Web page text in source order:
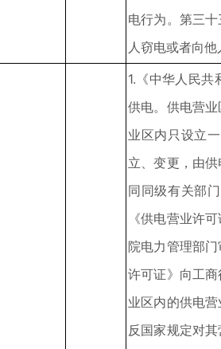
电行为。第三
人窃电或者向
1.《中华人民
供电。供电营
业区内只设立
立、变更，由
同同级有关部
《供电营业许
院电力管理部
许可证》向工
业区内的供电
反国家规定对